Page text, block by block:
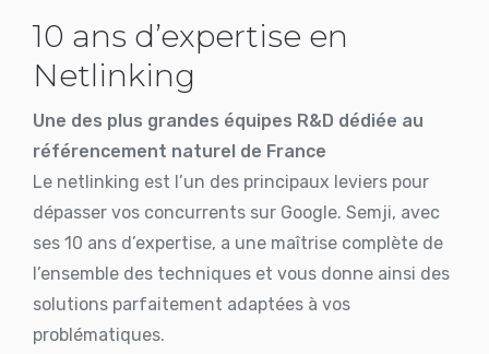
10 ans d’expertise en
Netlinking
Une des plus grandes équipes R&D dédiée au
référencement naturel de France
Le netlinking est l’un des principaux leviers pour
dépasser vos concurrents sur Google. Semji, avec
ses 10 ans d’expertise, a une maîtrise complète de
l’ensemble des techniques et vous donne ainsi des
solutions parfaitement adaptées à vos
problématiques.